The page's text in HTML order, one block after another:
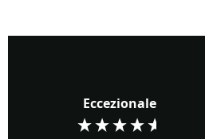
Eccezionale
Verified Customer
Precisi ...buoni prezzi